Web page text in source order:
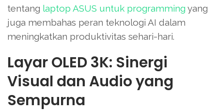
tentang laptop ASUS untuk programming yang
juga membahas peran teknologi AI dalam
meningkatkan produktivitas sehari-hari.
Layar OLED 3K: Sinergi
Visual dan Audio yang
Sempurna